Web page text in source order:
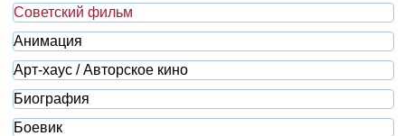
Советский фильм
Анимация
Арт-хаус / Авторское кино
Биография
Боевик